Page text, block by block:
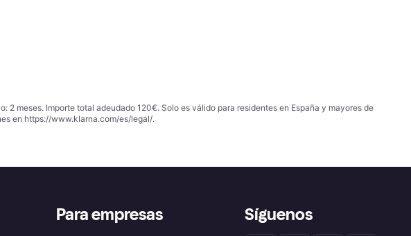
meses. Importe total adeudado 120€. Solo es válido para residentes en España y mayores de
en https://www.klarna.com/es/legal/.
Para empresas Síguenos